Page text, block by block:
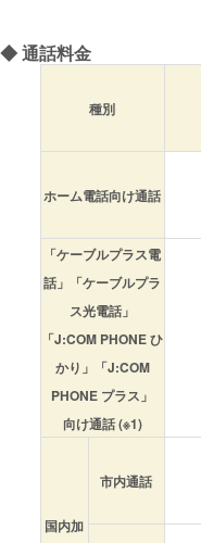
◆ 通話料金
種別
ホーム電話向け通話
「ケーブルプラス電
話」「ケーブルプラ
ス光電話」
「J:COM PHONE ひ
かり」「J:COM
PHONE プラス」
向け通話 (※1)
国内加
市内通話